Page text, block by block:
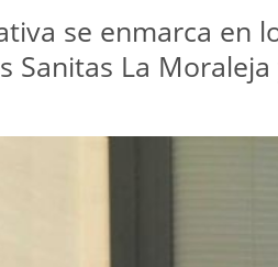
se enmarca en
Sanitas La